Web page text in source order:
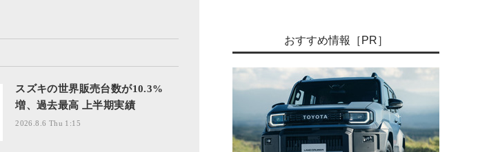
スズキの世界販売台数が10.3%
増、過去最高 上半期実績
2026.8.6 Thu 1:15
おすすめ情報［PR］